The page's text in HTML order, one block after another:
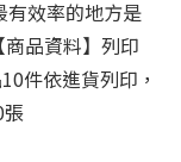
有效率的地方是
品資料】列印
件依進貨列印，